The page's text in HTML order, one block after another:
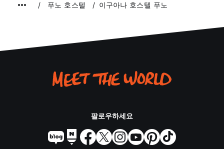
푸노 호스텔 이구아나 호스텔 푸노
팔로우하세요